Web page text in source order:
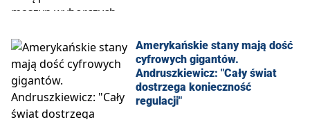
Amerykańskie stany mają dość
cyfrowych gigantów.
Andruszkiewicz: "Cały świat
dostrzega konieczność
regulacji"